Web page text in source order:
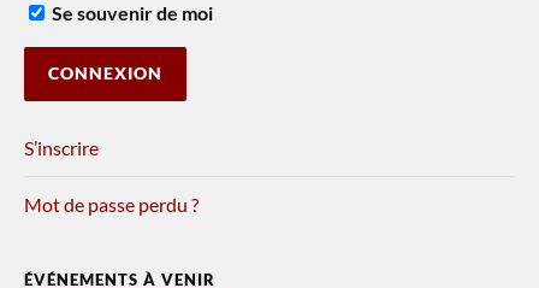
Se souvenir de moi
S’inscrire
Mot de passe perdu ?
ÉVÉNEMENTS À VENIR